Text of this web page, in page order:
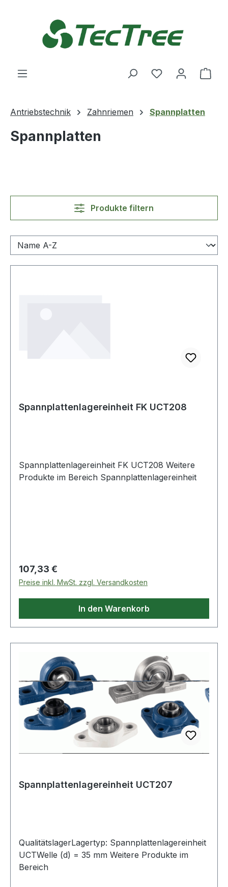
Du hast 0
Antriebstechnik Zahnriemen Spannplatten
Spannplatten
Produkte filtern
Spannplattenlagereinheit FK UCT208
Spannplattenlagereinheit FK UCT208 Weitere
Produkte im Bereich Spannplattenlagereinheit
Regulärer Preis:
107,33 €
Preise inkl. MwSt. zzgl. Versandkosten
In den Warenkorb
Spannplattenlagereinheit UCT207
QualitätslagerLagertyp: Spannplattenlagereinheit
UCTWelle (d) = 35 mm Weitere Produkte im
Bereich